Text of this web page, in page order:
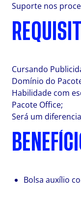
Suporte nos
Cursando
Domínio do
Habilidade com
Pacote Office;
Será um
Bolsa auxílio